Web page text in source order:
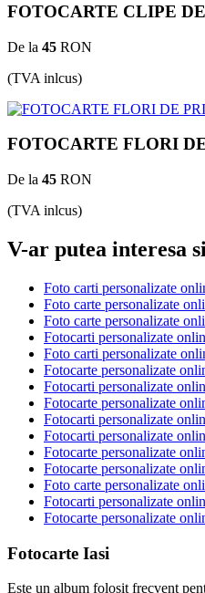
FOTOCARTE CLIPE
De la 45 RON
(TVA inlcus)
FOTOCARTE FLORI
De la 45 RON
(TVA inlcus)
V-ar putea interesa
Foto carti personalizate
Foto carte personalizate
Foto carte personalizate
Fotocarti personalizate
Foto carti personalizate
Fotocarte personalizate
Fotocarti personalizate
Fotocarte personalizate
Fotocarti personalizate
Fotocarti personalizate
Fotocarte personalizate
Fotocarte personalizate
Foto carte personalizate
Fotocarti personalizate
Fotocarte personalizate
Fotocarte Iasi
Este un album folosit frecvent